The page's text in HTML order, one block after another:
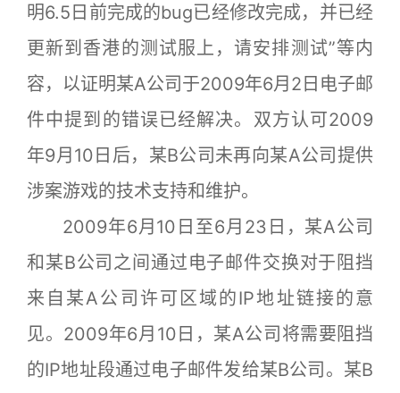
明6.5日前完成的bug已经修改完成，并已经
更新到香港的测试服上，请安排测试”等内
容，以证明某A公司于2009年6月2日电子邮
件中提到的错误已经解决。双方认可2009
年9月10日后，某B公司未再向某A公司提供
涉案游戏的技术支持和维护。
2009年6月10日至6月23日，某A公司
和某B公司之间通过电子邮件交换对于阻挡
来自某A公司许可区域的IP地址链接的意
见。2009年6月10日，某A公司将需要阻挡
的IP地址段通过电子邮件发给某B公司。某B